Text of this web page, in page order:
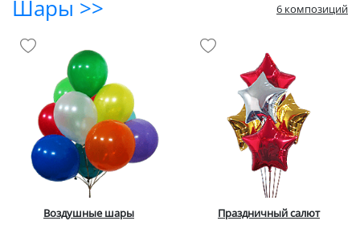
Шары >> 6 композиций
Воздушные шары Праздничный салют